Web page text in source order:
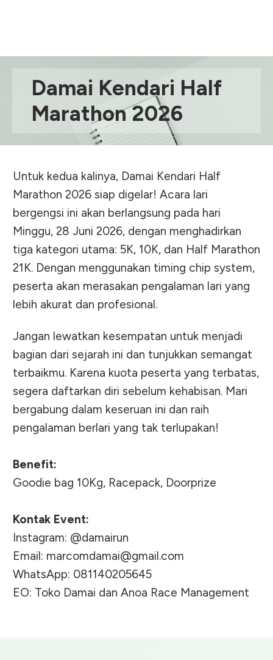
Damai Kendari Half
Marathon 2026
Untuk kedua kalinya, Damai Kendari Half
Marathon 2026 siap digelar! Acara lari
bergengsi ini akan berlangsung pada hari
Minggu, 28 Juni 2026, dengan menghadirkan
tiga kategori utama: 5K, 10K, dan Half Marathon
21K. Dengan menggunakan timing chip system,
peserta akan merasakan pengalaman lari yang
lebih akurat dan profesional.
Jangan lewatkan kesempatan untuk menjadi
bagian dari sejarah ini dan tunjukkan semangat
terbaikmu. Karena kuota peserta yang terbatas,
segera daftarkan diri sebelum kehabisan. Mari
bergabung dalam keseruan ini dan raih
pengalaman berlari yang tak terlupakan!
Benefit:
Goodie bag 10Kg, Racepack, Doorprize
Kontak Event:
Instagram: @damairun
Email: marcomdamai@gmail.com
WhatsApp: 081140205645
EO: Toko Damai dan Anoa Race Management